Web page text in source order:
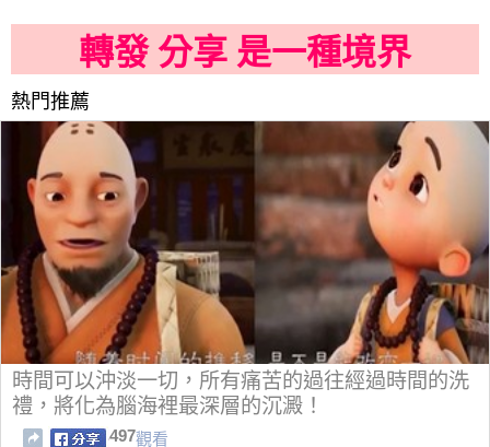
轉發 分享 是一種境界
熱門推薦
時間可以沖淡一切，所有痛苦的過往經過時間的洗
禮，將化為腦海裡最深層的沉澱！
497觀看